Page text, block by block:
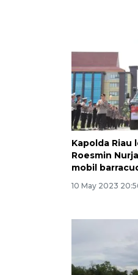
Kapolda Riau
Roesmin
mobil
10 May 2023